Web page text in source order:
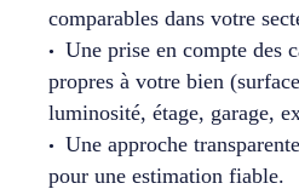
comparables dans votre
Une prise en compte des
propres à votre bien
luminosité, étage, garage,
Une approche
pour une estimation fiable.